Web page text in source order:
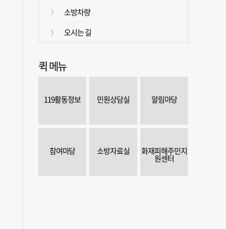
소방차량
오시는 길
퀵 메뉴
119활동정보 민원상담실 알림마당
참여마당 소방자료실 화재피해주민지
원센터